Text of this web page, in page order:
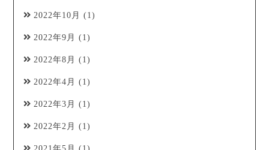
2022年10月 (1)
2022年9月 (1)
2022年8月 (1)
2022年4月 (1)
2022年3月 (1)
2022年2月 (1)